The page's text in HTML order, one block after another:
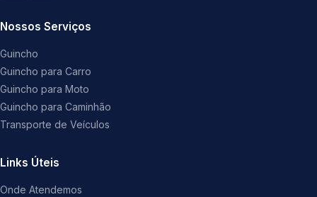
Nossos Serviços
Guincho
Guincho para Carro
Guincho para Moto
Guincho para Caminhão
Transporte de Veículos
Links Úteis
Onde Atendemos